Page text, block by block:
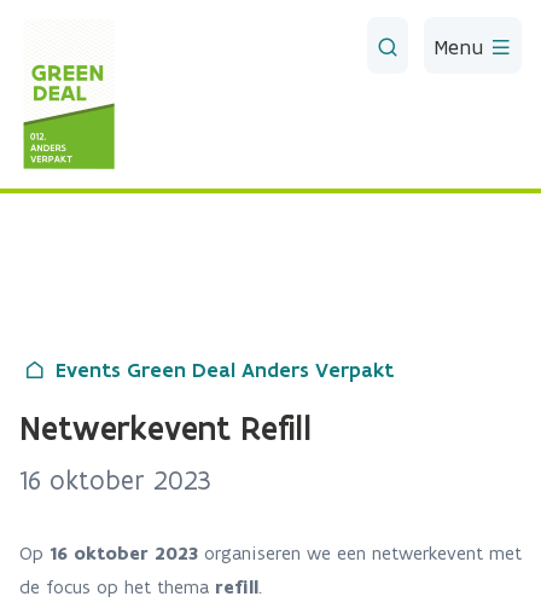
Menu
Events Green Deal Anders Verpakt
Netwerkevent Refill
16 oktober 2023
Op 16 oktober 2023 organiseren we een netwerkevent met
de focus op het thema refill.